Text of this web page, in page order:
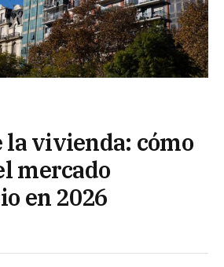
la vivienda: cómo
mercado
en 2026